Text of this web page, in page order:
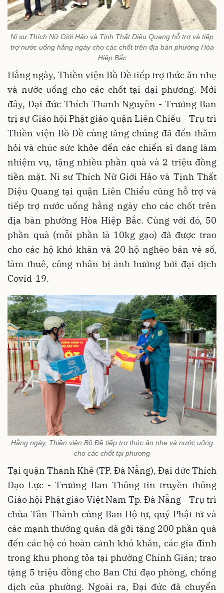
Ni sư Thích Nữ Giới Hảo và Tịnh Thất Diệu Quang hỗ trợ và tiếp
trợ nước uống hằng ngày cho các chốt trên địa bàn phường Hòa
Hiệp Bắc
Hằng ngày, Thiền viện Bồ Đề tiếp trợ thức ăn nhẹ
và nước uống cho các chốt tại đại phương. Mới
đây, Đại đức Thích Thanh Nguyên - Trưởng Ban
trị sự Giáo hội Phật giáo quận Liên Chiểu - Trụ trì
Thiền viện Bồ Đề cùng tăng chúng đã đến thăm
hỏi và chúc sức khỏe đến các chiến sĩ đang làm
nhiệm vụ, tặng nhiều phần quà và 2 triệu đồng
tiền mặt. Ni sư Thích Nữ Giới Hảo và Tịnh Thất
Diệu Quang tại quận Liên Chiểu cũng hỗ trợ và
tiếp trợ nước uống hằng ngày cho các chốt trên
địa bàn phường Hòa Hiệp Bắc. Cùng với đó, 50
phần quà (mỗi phần là 10kg gạo) đã được trao
cho các hộ khó khăn và 20 hộ nghèo bán vé số,
làm thuê, công nhân bị ảnh hưởng bởi đại dịch
Covid-19.
Hằng ngày, Thiền viện Bồ Đề tiếp trợ thức ăn nhẹ và nước uống
cho các chốt tại phương
Tại quận Thanh Khê (TP. Đà Nẵng), Đại đức Thích
Đạo Lực - Trưởng Ban Thông tin truyền thông
Giáo hội Phật giáo Việt Nam Tp. Đà Nẵng - Trụ trì
chùa Tân Thành cùng Ban Hộ tự, quý Phật tử và
các mạnh thường quân đã gởi tặng 200 phần quà
đến các hộ có hoàn cảnh khó khăn, các gia đình
trong khu phong tỏa tại phường Chính Gián; trao
tặng 5 triệu đồng cho Ban Chỉ đạo phòng, chống
dịch của phường. Ngoài ra, Đại đức đã chuyển